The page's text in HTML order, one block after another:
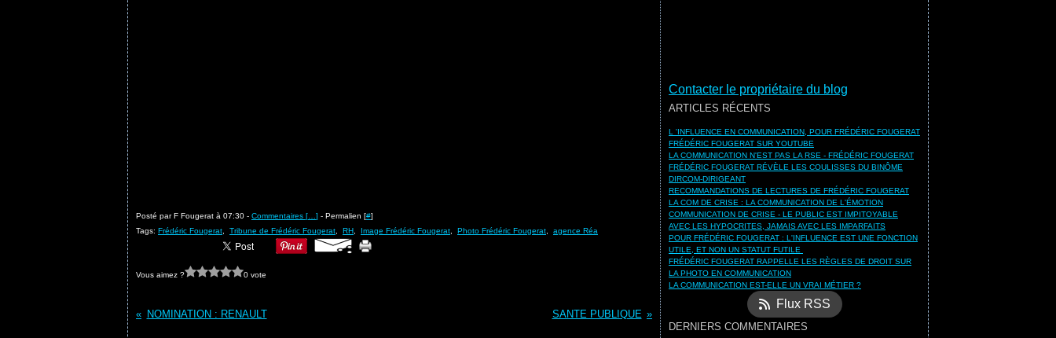
Posté par F Fougerat à 07:30 - Commentaires [ ] - Permalien [#]
Tags: Frédéric Fougerat Tribune de Frédéric Fougerat RH Image Frédéric Fougerat Photo Frédéric Fougerat agence Réa
Vous aimez ? 0 vote
NOMINATION : RENAULT SANTE PUBLIQUE
Contacter le propriétaire du blog
ARTICLES RÉCENTS
L 'INFLUENCE EN COMMUNICATION, POUR FRÉDÉRIC FOUGERAT
FRÉDÉRIC FOUGERAT SUR YOUTUBE
LA COMMUNICATION N'EST PAS LA RSE - FRÉDÉRIC FOUGERAT
FRÉDÉRIC FOUGERAT RÉVÈLE LES COULISSES DU BINÔME
DIRCOM-DIRIGEANT
RECOMMANDATIONS DE LECTURES DE FRÉDÉRIC FOUGERAT
LA COM DE CRISE : LA COMMUNICATION DE L'ÉMOTION
COMMUNICATION DE CRISE - LE PUBLIC EST IMPITOYABLE
AVEC LES HYPOCRITES, JAMAIS AVEC LES IMPARFAITS
POUR FRÉDÉRIC FOUGERAT : L'INFLUENCE EST UNE FONCTION
UTILE, ET NON UN STATUT FUTILE
FRÉDÉRIC FOUGERAT RAPPELLE LES RÈGLES DE DROIT SUR
LA PHOTO EN COMMUNICATION
LA COMMUNICATION EST-ELLE UN VRAI MÉTIER ?
Flux RSS
DERNIERS COMMENTAIRES